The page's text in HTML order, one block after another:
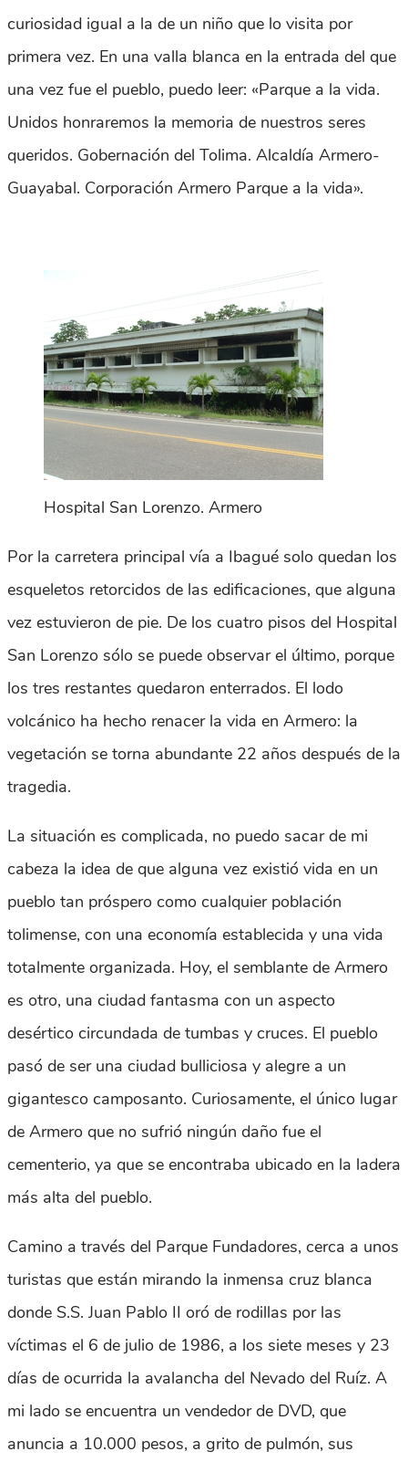
curiosidad igual a la de un niño que lo visita por
primera vez. En una valla blanca en la entrada del que
una vez fue el pueblo, puedo leer: «Parque a la vida.
Unidos honraremos la memoria de nuestros seres
queridos. Gobernación del Tolima. Alcaldía Armero-
Guayabal. Corporación Armero Parque a la vida».
Hospital San Lorenzo. Armero
Por la carretera principal vía a Ibagué solo quedan los
esqueletos retorcidos de las edificaciones, que alguna
vez estuvieron de pie. De los cuatro pisos del Hospital
San Lorenzo sólo se puede observar el último, porque
los tres restantes quedaron enterrados. El lodo
volcánico ha hecho renacer la vida en Armero: la
vegetación se torna abundante 22 años después de la
tragedia.
La situación es complicada, no puedo sacar de mi
cabeza la idea de que alguna vez existió vida en un
pueblo tan próspero como cualquier población
tolimense, con una economía establecida y una vida
totalmente organizada. Hoy, el semblante de Armero
es otro, una ciudad fantasma con un aspecto
desértico circundada de tumbas y cruces. El pueblo
pasó de ser una ciudad bulliciosa y alegre a un
gigantesco camposanto. Curiosamente, el único lugar
de Armero que no sufrió ningún daño fue el
cementerio, ya que se encontraba ubicado en la ladera
más alta del pueblo.
Camino a través del Parque Fundadores, cerca a unos
turistas que están mirando la inmensa cruz blanca
donde S.S. Juan Pablo II oró de rodillas por las
víctimas el 6 de julio de 1986, a los siete meses y 23
días de ocurrida la avalancha del Nevado del Ruíz. A
mi lado se encuentra un vendedor de DVD, que
anuncia a 10.000 pesos, a grito de pulmón, sus